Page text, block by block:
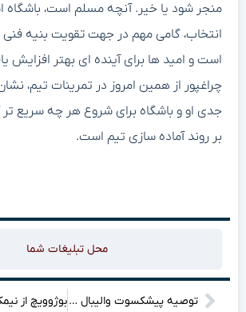
منجر شود یا خیر. آنچه مسلم است، باشگاه
انتخاب، گامی مهم در جهت تقویت بنیه فنی
است و امید ها برای آینده ای بهتر افزایش
چراغپور از همین امروز در تمرینات تیم،
جدی او و باشگاه برای شروع هر چه سریع تر
بر روند آماده سازی تیم است.
محل تبلیغات شما
توصیه پیشکسوت والیبال به هواداران: با صبر از تیم ملی حمایت کنیم